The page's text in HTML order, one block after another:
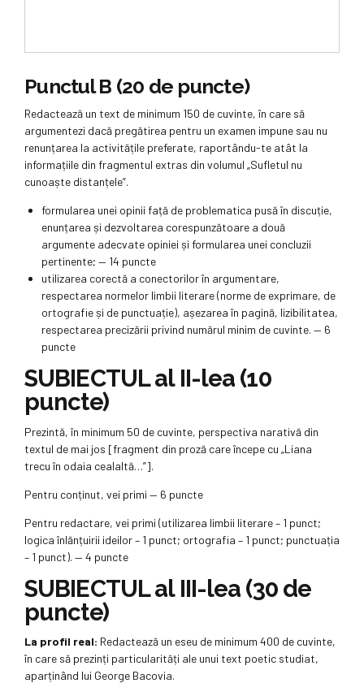
Punctul B (20 de puncte)
Redactează un text de minimum 150 de cuvinte, în care să
argumentezi dacă pregătirea pentru un examen impune sau nu
renunțarea la activitățile preferate, raportându-te atât la
informațiile din fragmentul extras din volumul „Sufletul nu
cunoaște distanțele”.
formularea unei opinii față de problematica pusă în discuție,
enunțarea și dezvoltarea corespunzătoare a două
argumente adecvate opiniei și formularea unei concluzii
pertinente; — 14 puncte
utilizarea corectă a conectorilor în argumentare,
respectarea normelor limbii literare (norme de exprimare, de
ortografie și de punctuație), așezarea în pagină, lizibilitatea,
respectarea precizării privind numărul minim de cuvinte. — 6
puncte
SUBIECTUL al II-lea (10
puncte)
Prezintă, în minimum 50 de cuvinte, perspectiva narativă din
textul de mai jos [fragment din proză care începe cu „Liana
trecu în odaia cealaltă…”].
Pentru conținut, vei primi — 6 puncte
Pentru redactare, vei primi (utilizarea limbii literare – 1 punct;
logica înlănțuirii ideilor – 1 punct; ortografia – 1 punct; punctuația
– 1 punct). — 4 puncte
SUBIECTUL al III-lea (30 de
puncte)
La profil real: Redactează un eseu de minimum 400 de cuvinte,
în care să prezinți particularități ale unui text poetic studiat,
aparținând lui George Bacovia.